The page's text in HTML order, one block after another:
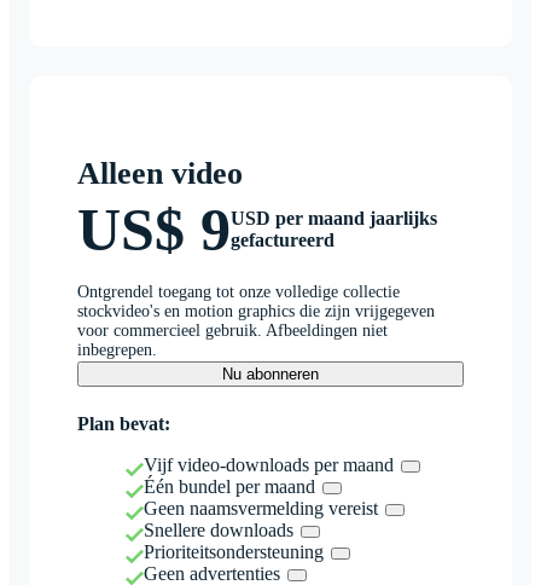
Alleen video
US$ 9USD per maand jaarlijks
gefactureerd
Ontgrendel toegang tot onze volledige collectie
stockvideo's en motion graphics die zijn vrijgegeven
voor commercieel gebruik. Afbeeldingen niet
inbegrepen.
Nu abonneren
Plan bevat:
Vijf video-downloads per maand
Één bundel per maand
Geen naamsvermelding vereist
Snellere downloads
Prioriteitsondersteuning
Geen advertenties